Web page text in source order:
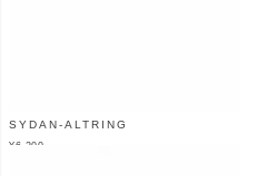
SYDAN-ALTRING
¥6,200